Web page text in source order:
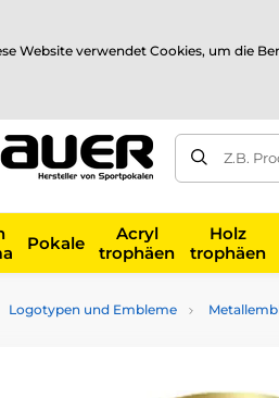
Z.B.
Pokale
Acryl
trophäen
Holz
trophäen
Logotypen und Embleme
Website verwendet Cookies, um die